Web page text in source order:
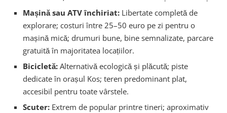
Mașină sau ATV închiriat: Libertate completă de
explorare; costuri între 25–50 euro pe zi pentru o
mașină mică; drumuri bune, bine semnalizate, parcare
gratuită în majoritatea locațiilor.
Bicicletă: Alternativă ecologică și plăcută; piste
dedicate în orașul Kos; teren predominant plat,
accesibil pentru toate vârstele.
Scuter: Extrem de popular printre tineri; aproximativ